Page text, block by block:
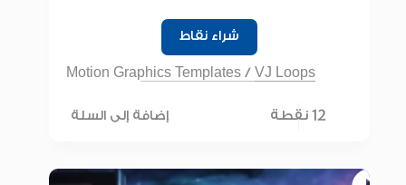
شراء نقاط
Motion Graphics Templates /VJ Loops
12 نقطة إضافة إلى السلة